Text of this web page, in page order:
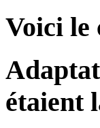
Voici le
étaient